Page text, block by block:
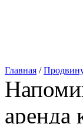
Главная /
аренда